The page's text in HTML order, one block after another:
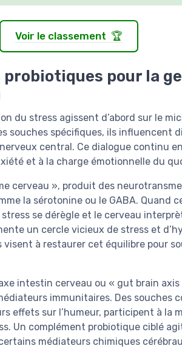
Voir le classement 🏆
pour la
du stress agissent d’abord sur le
souches spécifiques, ils influencent
central. Ce dialogue continu
et à la charge émotionnelle du
cerveau », produit des
la sérotonine ou le GABA. Quand
se dérègle et le cerveau
un cercle vicieux de stress et
à restaurer cet équilibre pour
intestin cerveau ou « gut brain
immunitaires. Des souches
effets sur l’humeur, participent à la
Un complément probiotique ciblé
médiateurs chimiques